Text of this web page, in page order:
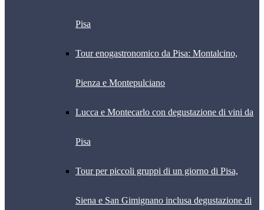
Pisa
Tour enogastronomico da Pisa: Montalcino,
Pienza e Montepulciano
Lucca e Montecarlo con degustazione di vini da
Pisa
Tour per piccoli gruppi di un giorno di Pisa,
Siena e San Gimignano inclusa degustazione di